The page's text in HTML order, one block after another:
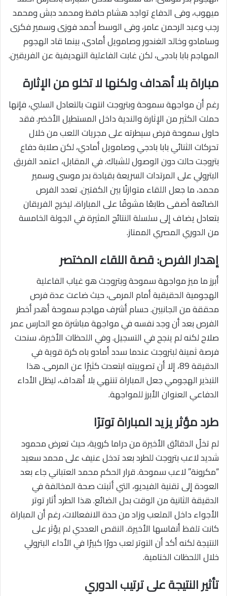
ميهوب، وفى الدفاع تواجد هشام حافظ ومحمد دبش ومحمد
رجب وعبد الرحمن عامر، وفى الوسط أحمد فوزى وسمير فكرى
وسامادو وخالد الغندور وصامويل أمادى، بينما قاد الهجوم
المهاجم بابا بادجى، لكن غابت الفاعلية التهديفية عن الفريقين.
مباراة بلا أهداف ولكنها لا تخلو من الإثارة
رغم أن مواجهة سموحة وبتروجت انتهت بالتعادل السلبي، فإنها
حملت الكثير من الإثارة والندية داخل المستطيل الأخضر. فقد
حاول سموحة فرض سيطرته على مجريات اللعب من خلال
تحركات الثنائي بابا بادجي وصامويل أمادي، لكن صلابة دفاع
بتروجت حالت دون الوصول للشباك. في المقابل، اعتمد الفريق
البترولي على المرتدات السريعة بقيادة بدر موسى وسمير
محمد، ما جعل اللقاء متوازنًا بين الكفتين. تعدد الفرص
الضائعة أضفى طابعًا مشوقًا على المباراة، ليخرج الفريقان
بتعادل يضاف إلى سلسلة النتائج المثيرة في الجولة الخامسة
من الدوري المصري الممتاز.
إهدار الفرص: قصة اللقاء المختصر
أبرز ما ميز مواجهة سموحة وبتروجت هو غياب الفاعلية
الهجومية الحقيقية أمام المرمى، حيث ضاعت عدة فرص
محققة من الجانبين. حسام أشرف مهاجم سموحة أهدر أخطر
الفرص بعد أن وجد نفسه في مواجهة مباشرة مع الحارس عمر
صلاح لكنه لم ينجح في التسجيل. وفي اللحظات الأخيرة، سنحت
فرصة ثمينة لبتروجت عندما سدد أمادو باه كرة قوية في
الدقيقة 89، إلا أن تصويبته ابتعدت كثيرًا عن المرمى. هذا
التبذير الهجومي جعل المباراة تنتهي بلا أهداف، ليظل الأداء
الدفاعي العنوان الأبرز للمواجهة.
طرد مؤثر يزيد المباراة توترًا
لم تخلُ الدقائق الأخيرة من دراما كروية، حيث تعرض محمود
شديد لاعب بتروجت للطرد بعد تدخل عنيف على محمد سعيد
“مكرونة” لاعب سموحة. قرار الحكم محمد العتباني جاء بعد
العودة إلى تقنية الفيديو، التي أثبتت صحة المخالفة في
الدقيقة الثانية من الوقت بدل الضائع. هذا الطرد أثار توتر
الأجواء داخل الملعب وزاد من حدة الانفعالات، رغم أن المباراة
كانت تلفظ أنفاسها الأخيرة. النقص العددي لم يؤثر على
النتيجة لكنه أكد أن التوتر لعب دورًا كبيرًا في الأداء البترولي
خلال اللحظات الختامية.
تأثير النتيجة على ترتيب الدوري